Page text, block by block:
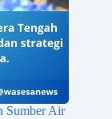
Sumber Air